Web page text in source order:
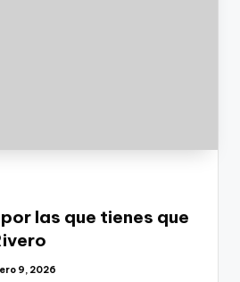
las que tienes que
9, 2026